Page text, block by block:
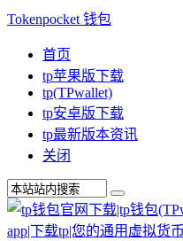
Tokenpocket 钱包
首页
tp苹果版下载
tp(TPwallet)
tp安卓版下载
tp最新版本资讯
关闭